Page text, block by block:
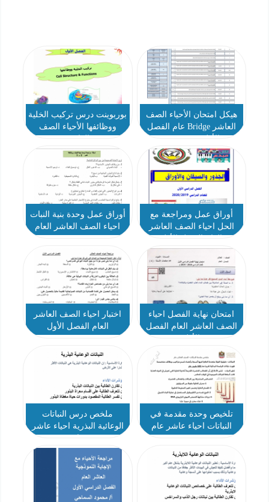
هيكل امتحان الأحياء الصف
العاشر Bridge عام الفصل
بوربوينت درس تركيب الخلية
ووظائفها الأحياء الصف
أوراق عمل ومراجعة مع
الحل احياء الصف العاشر
أوراق عمل وحدة بنية النبات
احياء الصف العاشر العام
امتحان نهاية الفصل احياء
الصف العاشر العام الفصل
اختبار احياء الصف العاشر
العام الفصل الأول
تلخيص وحدة مقدمة في
النباتات احياء عاشر عام
ملخص درس النباتات
الوعائية البذرية احياء عاشر